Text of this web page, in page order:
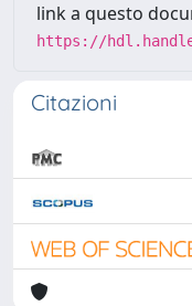
link a questo
https://
Citazioni